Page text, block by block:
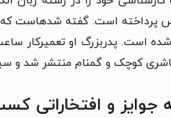
پرداخته است. گفته شدهاست
جوایز و افتخاراتی